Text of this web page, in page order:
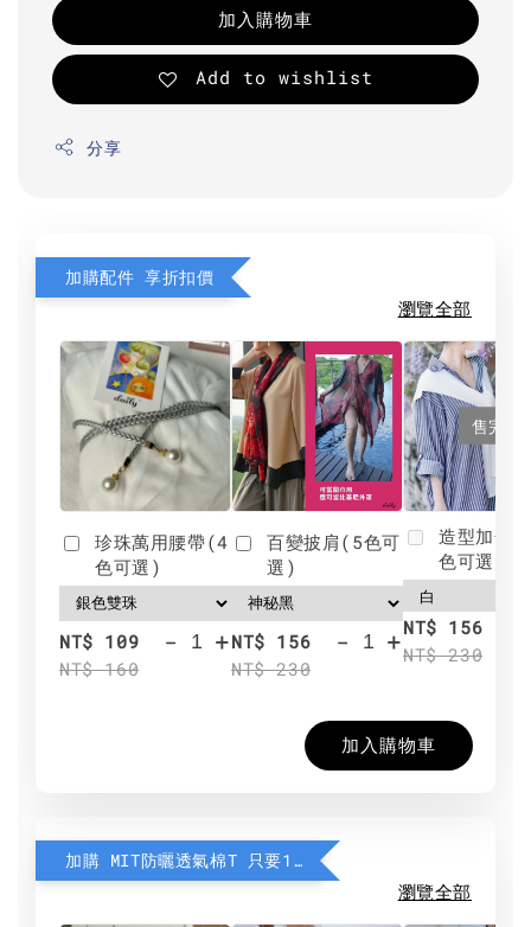
加入購物車
Add to wishlist
分享
加購配件 享折扣價
瀏覽全部
珍珠萬用腰帶(4
色可選)
NT$ 109
NT$ 160
- +
百變披肩(5色可
選)
NT$ 156
NT$ 230
- +
售完
造型加分
色可選)
NT$ 156
NT$ 230
加入購物車
加購 MIT防曬透氣棉T 只要190元
瀏覽全部